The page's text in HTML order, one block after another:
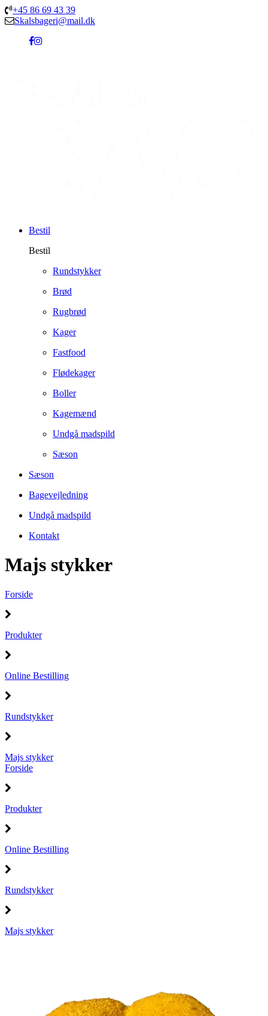
+45 86 69 43 39
Skalsbageri@mail.dk
Bestil
Bestil
Rundstykker
Brød
Rugbrød
Kager
Fastfood
Flødekager
Boller
Kagemænd
Undgå madspild
Sæson
Sæson
Bagevejledning
Undgå madspild
Kontakt
Majs stykker
Forside
Produkter
Online Bestilling
Rundstykker
Majs stykker
Forside
Produkter
Online Bestilling
Rundstykker
Majs stykker